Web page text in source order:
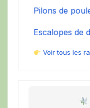
Pilons de
Escalopes de
Voir tous les